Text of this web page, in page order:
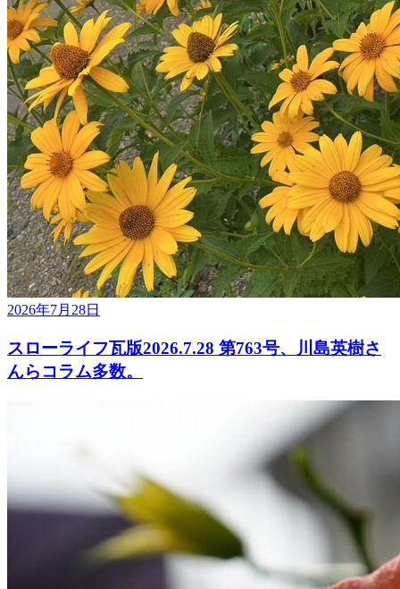
2026年7月28日
スローライフ瓦版2026.7.28 第763号、川島英樹さ
んらコラム多数。